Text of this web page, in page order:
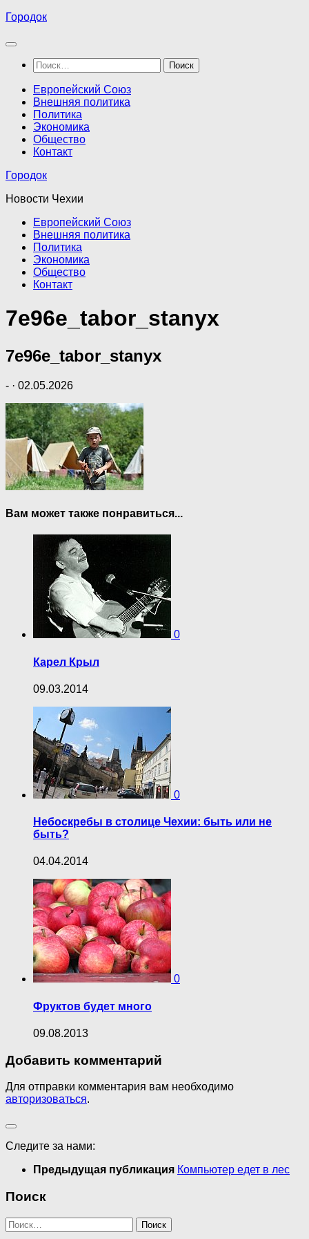
Перейти
содержимому
Городок
Найти:
Европейский Союз
Внешняя политика
Политика
Экономика
Общество
Контакт
Городок
Новости Чехии
Европейский Союз
Внешняя политика
Политика
Экономика
Общество
Контакт
7e96e_tabor_stanyx
7e96e_tabor_stanyx
- · 02.05.2026
Вам может также понравиться...
0
Карел Крыл
09.03.2014
0
Небоскребы в столице Чехии: быть или не
быть?
04.04.2014
0
Фруктов будет много
09.08.2013
Добавить комментарий
Для отправки комментария вам необходимо
авторизоваться.
Следите за нами:
Предыдущая публикация Компьютер едет в лес
Поиск
Найти: